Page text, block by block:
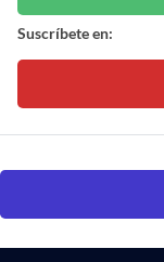
Suscríbete en: